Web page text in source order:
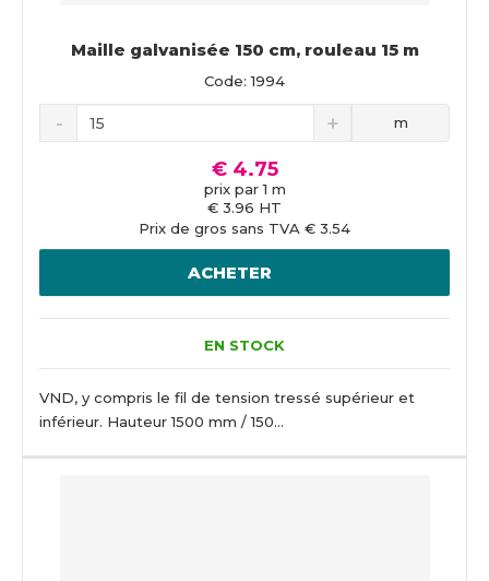
Maille galvanisée 150 cm, rouleau 15 m
Code: 1994
€ 4.75
prix par 1 m
€ 3.96 HT
Prix de gros sans TVA € 3.54
m
ACHETER
EN STOCK
VND, y compris le fil de tension tressé supérieur et
inférieur. Hauteur 1500 mm / 150...